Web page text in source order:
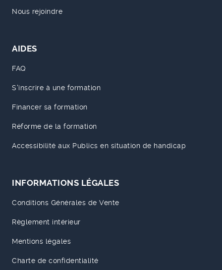
Nous rejoindre
AIDES
FAQ
S'inscrire à une formation
Financer sa formation
Réforme de la formation
Accessibilité aux Publics en situation de handicap
INFORMATIONS LÉGALES
Conditions Générales de Vente
Règlement intérieur
Mentions légales
Charte de confidentialité